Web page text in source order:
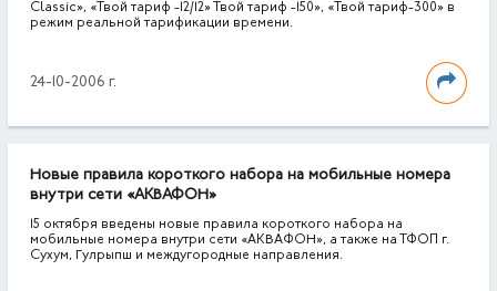
Classic», «Твой тариф -12/12» Твой тариф -150», «Твой тариф-300» в
режим реальной тарификации времени.
24-10-2006 г.
Новые правила короткого набора на мобильные номера
внутри сети «АКВАФОН»
15 октября введены новые правила короткого набора на
мобильные номера внутри сети «АКВАФОН», а также на ТФОП г.
Сухум, Гулрыпш и междугородные направления.